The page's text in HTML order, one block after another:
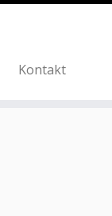
Kontakt